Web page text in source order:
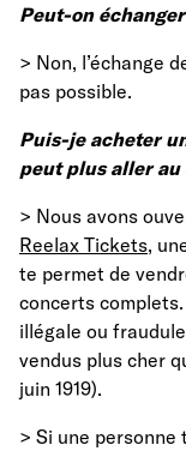
Peut-on
> Non, l’échange
pas possible.
Puis-je acheter
peut plus aller au
> Nous avons
Reelax Tickets,
te permet de
concerts complets.
illégale ou
vendus plus cher
juin 1919).
> Si une